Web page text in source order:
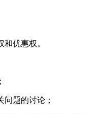
优惠权。
题的讨论；